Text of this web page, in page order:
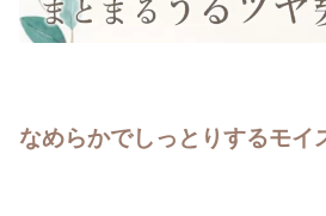
なめらかでしっとりするモイ